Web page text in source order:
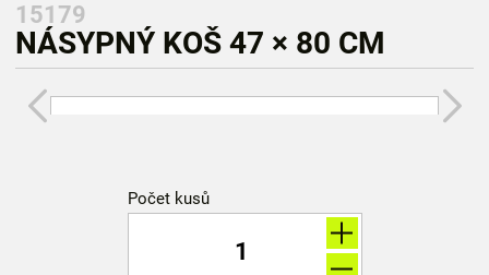
15179
NÁSYPNÝ KOŠ 47 × 80 CM
Počet kusů